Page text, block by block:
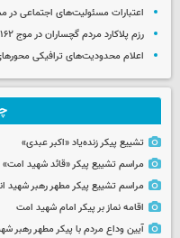
اعتبارات مسئولیت‌های اجتماعی
رزم پلاکارد مردم گچساران در موج ۱۶۲ برگزار شد
اعلام محدودیت‌های ترافیکی
تشییع پیکر زنده‌یاد «اکبر عبدی»
مراسم تشییع پیکر «قائد شهید
مراسم تشییع پیکر مطهر رهبر شهید
اقامه نماز بر پیکر امام شهید امت
آیین وداع مردم با پیکر مطهر رهبر